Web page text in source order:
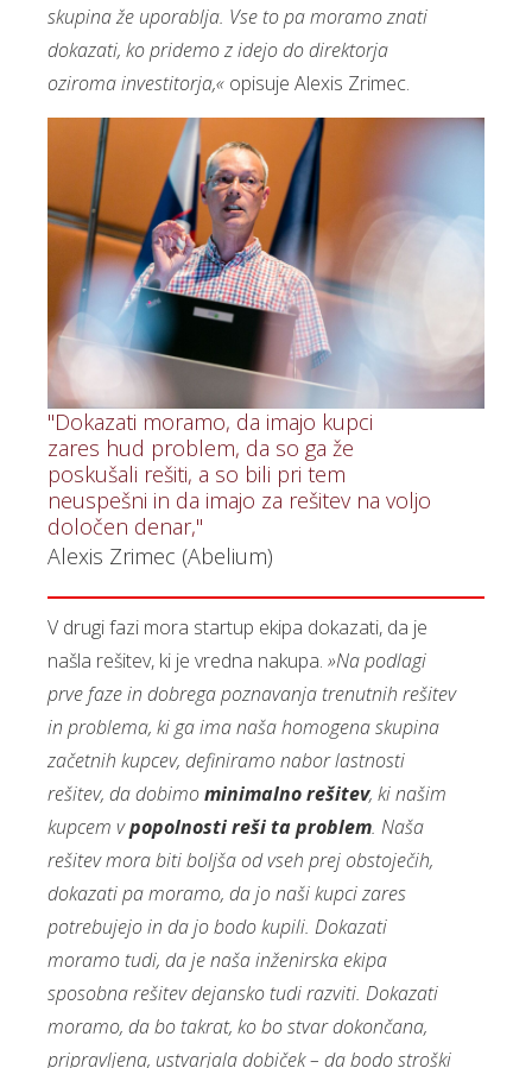
skupina že uporablja. Vse to pa moramo znati
dokazati, ko pridemo z idejo do direktorja
oziroma investitorja,« opisuje Alexis Zrimec.
"Dokazati moramo, da imajo kupci
zares hud problem, da so ga že
poskušali rešiti, a so bili pri tem
neuspešni in da imajo za rešitev na voljo
določen denar,"
Alexis Zrimec (Abelium)
V drugi fazi mora startup ekipa dokazati, da je
našla rešitev, ki je vredna nakupa. »Na podlagi
prve faze in dobrega poznavanja trenutnih rešitev
in problema, ki ga ima naša homogena skupina
začetnih kupcev, definiramo nabor lastnosti
rešitev, da dobimominimalno rešitev, ki našim
kupcem vpopolnosti reši ta problem. Naša
rešitev mora biti boljša od vseh prej obstoječih,
dokazati pa moramo, da jo naši kupci zares
potrebujejo in da jo bodo kupili. Dokazati
moramo tudi, da je naša inženirska ekipa
sposobna rešitev dejansko tudi razviti. Dokazati
moramo, da bo takrat, ko bo stvar dokončana,
pripravljena, ustvarjala dobiček – da bodo stroški